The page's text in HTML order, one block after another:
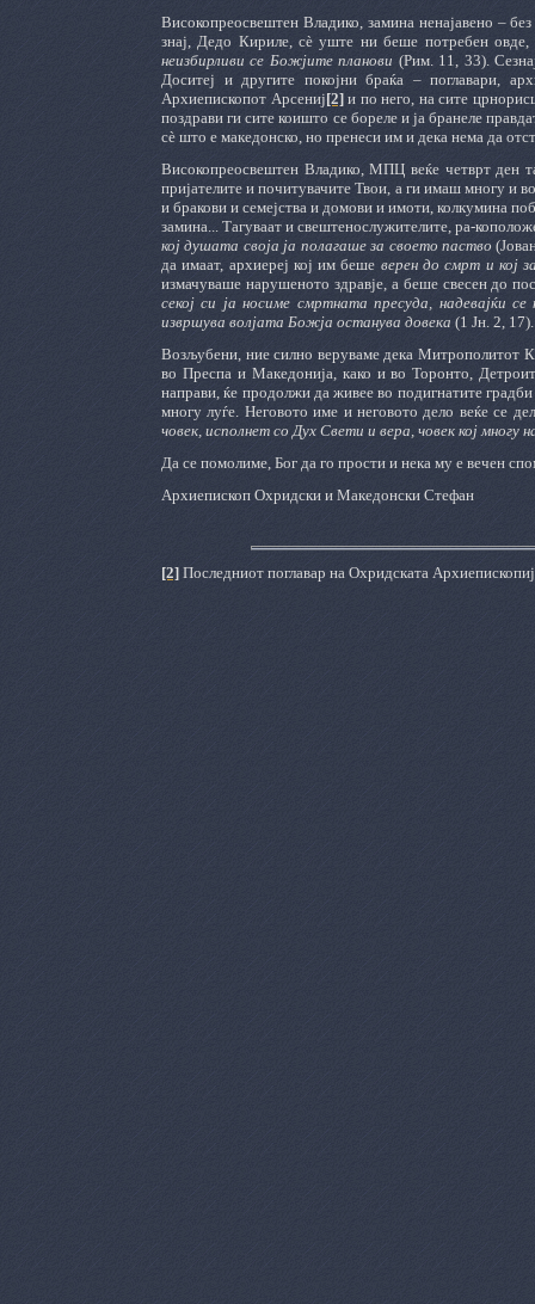
Високопреосвештен Владико, замина ненајавено –
знај, Дедо Кириле, сѐ уште ни беше потребен
неизбирливи се Божјите планови (Рим. 11, 33).
Доситеј и другите покојни браќа – поглавари,
Архиепископот Арсениј[2]и по него, на сите
поздрави ги сите коишто се бореле и ја бранеле
сѐ што е македонско, но пренеси им и дека нема да
Високопреосвештен Владико, МПЦ веќе четврт ден
пријателите и почитувачите Твои, а ги имаш многу и
и бракови и семејства и домови и имоти, колкумина
замина... Тагуваат и свештенослужителите, ра-
кој душата своја ја полагаше за своето паство
да имаат, архиереј кој им беше верен до смрт и кој
измачуваше нарушеното здравје, а беше свесен до
секој си ја носиме смртната пресуда, надевајќи
извршува волјата Божја останува довека (1 Јн. 2, 17).
Возљубени, ние силно веруваме дека Митрополитот
во Преспа и Македонија, како и во Торонто,
направи, ќе продолжи да живее во подигнатите
многу луѓе. Неговото име и неговото дело веќе се
човек, исполнет со Дух Свети и вера, човек кој многу
Да се помолиме, Бог да го прости и нека му е вечен
Архиепископ Охридски и Македонски Стефан
[2] Последниот поглавар на Охридската